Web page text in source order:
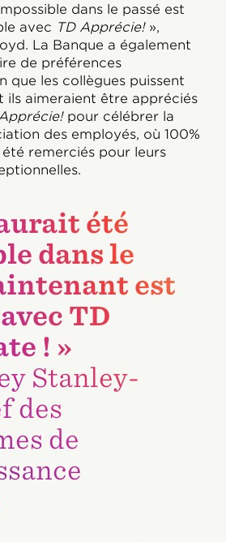
dans le passé est
avec TD Apprécie!»,
La Banque a également
de préférences
que les collègues puissent
ils aimeraient être appréciés
pour célébrer la
des employés, où 100%
remerciés pour leurs
été
dans le
est
TD
! »
Stanley-
des
de